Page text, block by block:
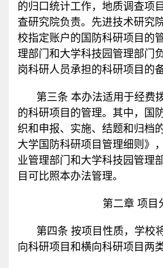
的归口统计工作，地质调查项
查研究院负责。先进技术研究
校指定账户的国防科研项目的
理部门和大学科技园管理部门
岗科研人员承担的科研项目的
第三条 本办法适用于经费
的科研项目的管理。其中，国
织和申报、实施、结题和归档
大学国防科研项目管理细则》
业管理部门和大学科技园管理
目可比照本办法管理。
第二章 项目
第四条 按项目性质，学校
向科研项目和横向科研项目两